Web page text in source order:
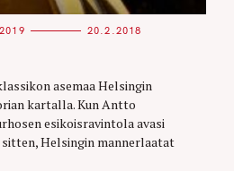
20.2.2018
asemaa Helsingin
kartalla. Kun Antto
esikoisravintola avasi
sitten, Helsingin mannerlaatat